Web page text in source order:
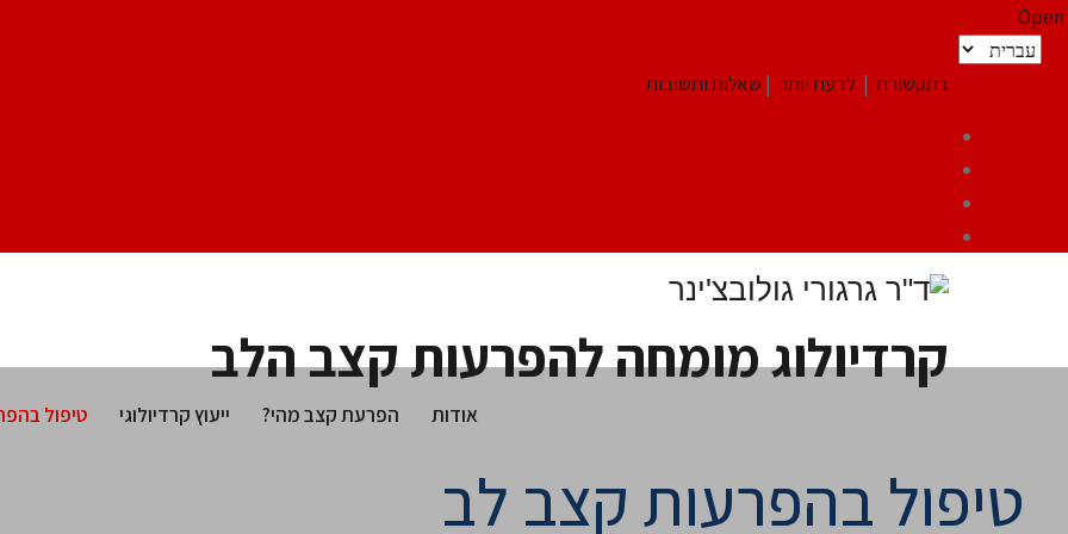
Open
בתקשורת | לדעת יותר | שאלות ותשובות
קרדיולוג מומחה להפרעות קצב הלב
אודות הפרעת קצב מהי? ייעוץ קרדיולוגי טיפול
טיפול בהפרעות קצב לב